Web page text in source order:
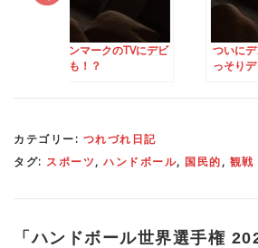
ークのTVにデビ
ついにデンマークのTVにひ
っそりデビュー！！
カテゴリー: つれづれ日記
タグ: スポーツ, ハンドボール, 国民的, 観戦
「ハンドボール世界選手権